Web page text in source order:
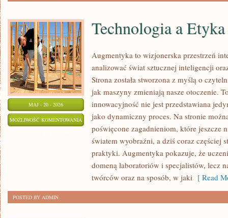
MAJ - 20 - 2026
MOŻLIWOŚĆ KOMENTOWANIA TECHNOLOGIA
ETYKA
Technologia a Etyka
Augmentyka to wizjonerska przestrzeń
analizować świat sztucznej inteligencji
Strona została stworzona z myślą o
jak maszyny zmieniają nasze otoczenie.
innowacyjność nie jest przedstawiana
jako dynamiczny proces. Na stronie
poświęcone zagadnieniom, które jeszcze
światem wyobraźni, a dziś coraz częściej
praktyki. Augmentyka pokazuje, że
domeną laboratoriów i specjalistów, lecz
twórców oraz na sposób, w jaki [ Read
POSTED BY ADMIN